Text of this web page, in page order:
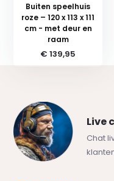
Buiten speelhuis
roze – 120 x 113 x 111
cm - met deur en
raam
€ 139,95
Live
Chat